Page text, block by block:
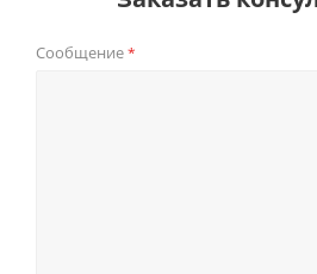
Сообщение*